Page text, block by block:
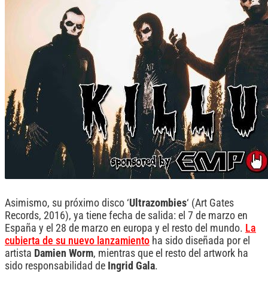
Asimismo, su próximo disco ‘Ultrazombies‘ (Art Gates
Records, 2016), ya tiene fecha de salida: el 7 de marzo en
España y el 28 de marzo en europa y el resto del mundo. La
cubierta de su nuevo lanzamiento ha sido diseñada por el
artista Damien Worm, mientras que el resto del artwork ha
sido responsabilidad de Ingrid Gala.